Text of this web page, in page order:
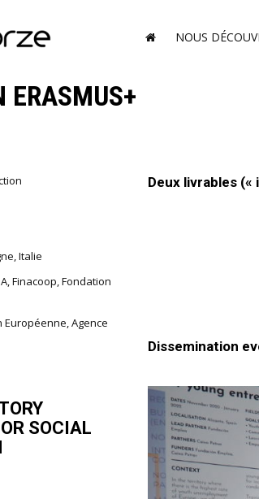
NOUS
ERASMUS+
Italie
Finacoop, Fondation
Européenne, Agence
SOCIAL
Deux livrables
Dissemination